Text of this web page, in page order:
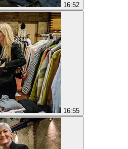
16:52
16:55